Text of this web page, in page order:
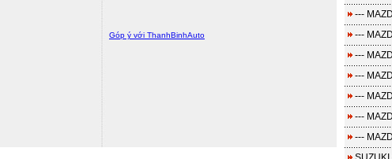
Góp ý với ThanhBinhAuto
---
---
---
---
---
---
---